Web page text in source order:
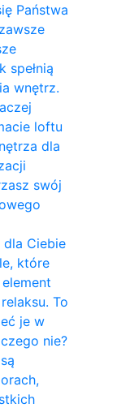
Państwa
spełnią
wnętrz.
loftu
dla
swój
Ciebie
które
To
je w
nie?